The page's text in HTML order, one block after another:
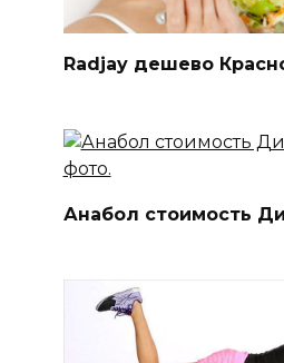
Radjay дешево
Анабол стоимость